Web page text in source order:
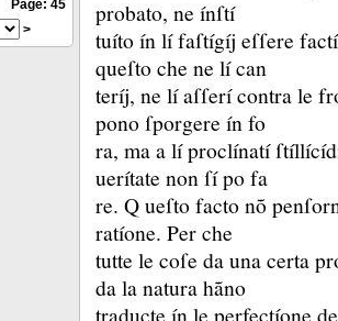
Page: 45
>
probato, ne ínſtí
tuíto ín lí faſtígíj eſſere
queſto che ne lí can
teríj, ne lí aſſerí contra le
pono ſporgere ín fo
ra, ma a lí proclínatí
uerítate non ſí po fa
re. Q ueſto facto nõ
ratíone. Per che
tutte le coſe da una certa
da la natura hãno
traducte ín le perfectíone